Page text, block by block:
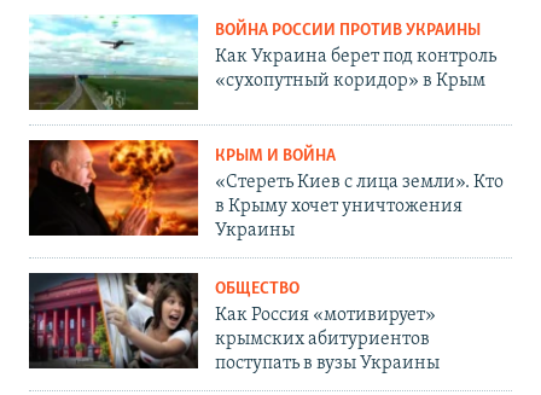
ВОЙНА РОССИИ ПРОТИВ УКРАИНЫ
Как Украина берет под контроль
«сухопутный коридор» в Крым
КРЫМ И ВОЙНА
«Стереть Киев с лица земли». Кто
в Крыму хочет уничтожения
Украины
ОБЩЕСТВО
Как Россия «мотивирует»
крымских абитуриентов
поступать в вузы Украины